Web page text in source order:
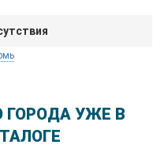
ГОРОДА УЖЕ В